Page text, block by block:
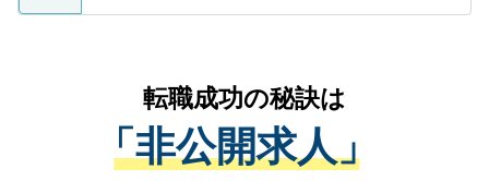
ているすべての個人データはご本人の許可
は、個人情報の取り扱いについての厳密な
管理基準を満たした事業者のみに付与され
る、プライバシーマークを取得済みです。
かがいして、現在の医療機関の状況や紹介
経験をまじえながら、適切なアドバイスを
させていただきます。すぐにご転職をされ
ない方には、長期的なサポートが可能です
転職成功の秘訣は
「非公開求人」